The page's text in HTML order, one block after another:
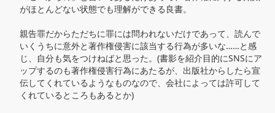
がほとんどない状態でも理解ができる良書。
親告罪だからただちに罪には問われないだけであって、読んで
いくうちに意外と著作権侵害に該当する行為が多いな……と感
じ、自分も気をつけねばと思った。(書影を紹介目的にSNSにア
ップするのも著作権侵害行為にあたるが、出版社からしたら宣
伝してくれているようなものなので、会社によっては許可して
くれているところもあるとか)